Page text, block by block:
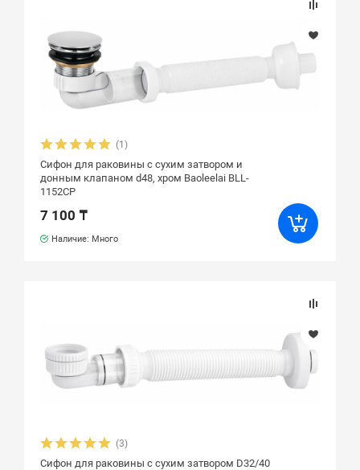
(1)
Сифон для раковины с сухим затвором и
донным клапаном d48, хром Baoleelai BLL-
1152CP
7 100 ₸
Наличие: Много
(3)
Сифон для раковины с сухим затвором D32/40